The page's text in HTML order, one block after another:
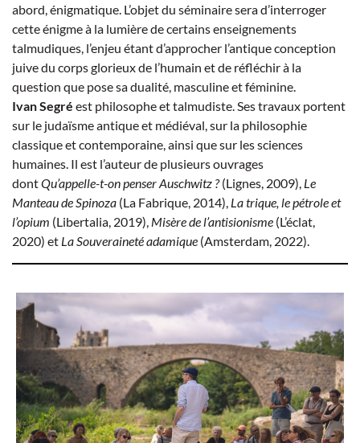
abord, énigmatique. L’objet du séminaire sera d’interroger
cette énigme à la lumière de certains enseignements
talmudiques, l’enjeu étant d’approcher l’antique conception
juive du corps glorieux de l’humain et de réfléchir à la
question que pose sa dualité, masculine et féminine.
Ivan Segré est philosophe et talmudiste. Ses travaux portent
sur le judaïsme antique et médiéval, sur la philosophie
classique et contemporaine, ainsi que sur les sciences
humaines. Il est l’auteur de plusieurs ouvrages
dontQu’appelle-t-on penser Auschwitz ?(Lignes, 2009), Le
Manteau de Spinoza (La Fabrique, 2014), La trique, le pétrole et
l’opium (Libertalia, 2019), Misère de l’antisionisme (L’éclat,
2020) et La Souveraineté adamique (Amsterdam, 2022).